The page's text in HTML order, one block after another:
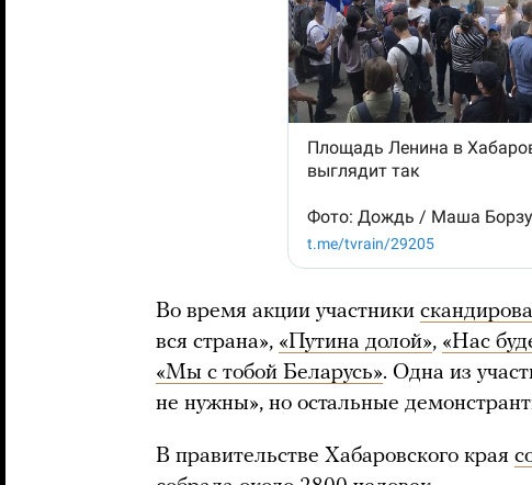
Во время акции участники
вся страна», «Путина долой», «Нас
«Мы с тобой Беларусь». Одна из
не нужны», но остальные
В правительстве Хабаровского края